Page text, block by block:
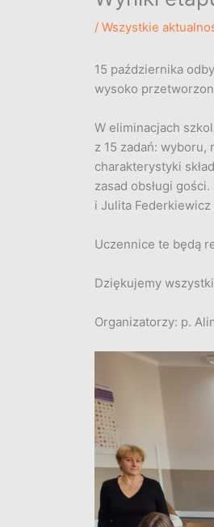
/ Wszystkie
15 października
wysoko
W eliminacjach
z 15 zadań:
charakterystyki
zasad obsługi
i Julita Federkiewicz
Uczennice te będą
Dziękujemy
Organizatorzy: p.